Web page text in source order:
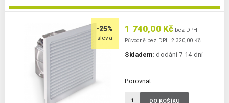
-25%
sleva
1 740,00 Kč bez DPH
Původně bez DPH 2 320,00 Kč
Skladem: dodání 7-14 dní
Porovnat
DO KOŠÍKU